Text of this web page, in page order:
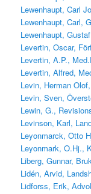
Lewenhaupt, Carl
Lewenhaupt, Carl,
Lewenhaupt,
Levertin, Oscar,
Levertin, A.P.,
Levertin, Alfred,
Levin, Herman
Levin, Sven,
Lewin, G.,
Levinson, Karl,
Leyonmarck, Otto
Leyonmark, O.Hj.,
Liberg, Gunnar,
Lidén, Arvid,
Lidforss, Erik,